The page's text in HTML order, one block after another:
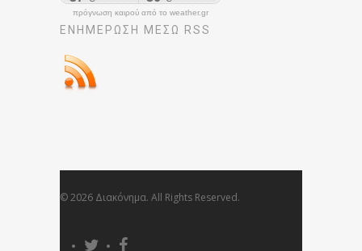
πρόγνωση καιρού από το weather.gr
ΕΝΗΜΈΡΩΣΉ ΜΕΣΩ RSS
© 2026 Διακόνημα. All Rights Reserved.